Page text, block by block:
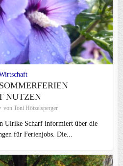
NUTZEN
von Toni Hötzelsperger
Ulrike Scharf informiert über die
für Ferienjobs. Die...